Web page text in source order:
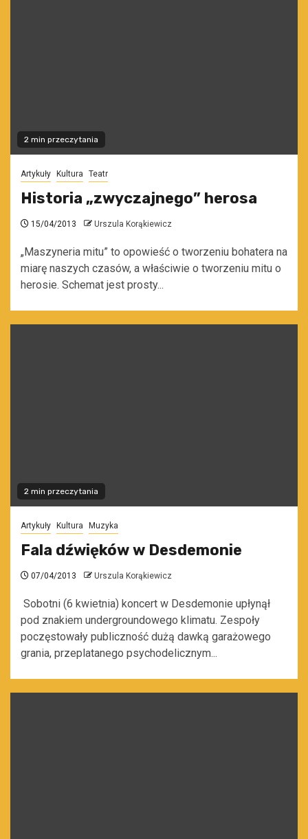
2 min przeczytania
Artykuły Kultura Teatr
Historia „zwyczajnego” herosa
15/04/2013 Urszula Korąkiewicz
„Maszyneria mitu” to opowieść o tworzeniu bohatera na
miarę naszych czasów, a właściwie o tworzeniu mitu o
herosie. Schemat jest prosty...
2 min przeczytania
Artykuły Kultura Muzyka
Fala dźwięków w Desdemonie
07/04/2013 Urszula Korąkiewicz
Sobotni (6 kwietnia) koncert w Desdemonie upłynął
pod znakiem undergroundowego klimatu. Zespoły
poczęstowały publiczność dużą dawką garażowego
grania, przeplatanego psychodelicznym...